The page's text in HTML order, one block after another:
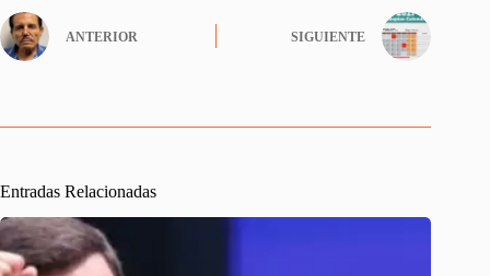
ok r
A
pp
ANTERIOR SIGUIENTE
Entradas Relacionadas